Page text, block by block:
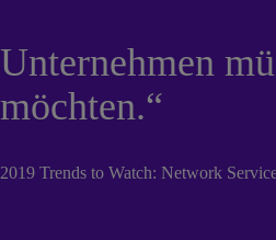
Unternehmen
möchten.“
2019 Trends to Watch: Network